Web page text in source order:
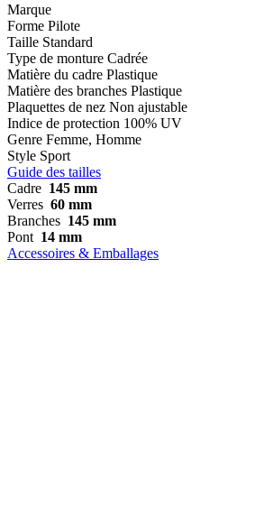
Marque
Forme Pilote
Taille Standard
Type de monture Cadrée
Matière du cadre Plastique
Matière des branches Plastique
Plaquettes de nez Non ajustable
Indice de protection 100% UV
Genre Femme, Homme
Style Sport
Guide des tailles
Cadre 145 mm
Verres 60 mm
Branches 145 mm
Pont 14 mm
Accessoires & Emballages